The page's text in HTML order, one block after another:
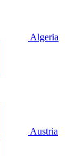
Algeria
Austria